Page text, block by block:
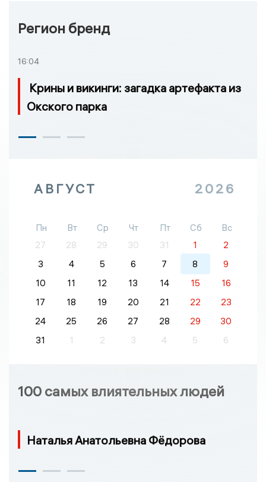
Регион бренд
16:04
Крины и викинги: загадка артефакта из
Окского парка
АВГУСТ 2026
Пн Вт Ср Чт Пт Сб
Вс
27
28 29 30 31 1
2
3
4 5 6 7 8
9
10
11 12 13 14 15
16
17
18 19 20 21 22
23
24
25 26 27 28 29
30
31
1 2 3 4 5 6
100 самых влиятельных людей
Наталья Анатольевна Фёдорова